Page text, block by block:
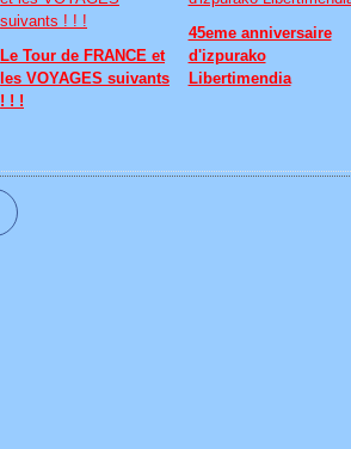
Le Tour de FRANCE et
les VOYAGES suivants
! ! !
45eme anniversaire
d'izpurako
Libertimendia